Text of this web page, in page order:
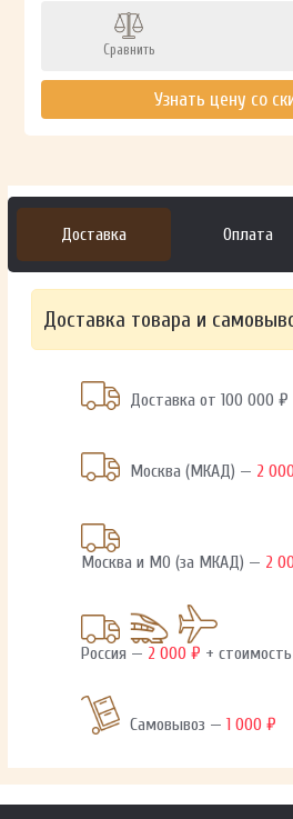
Сравнить
Узнать цену со
Доставка Оплата
Доставка товара и
Доставка от 100 000
Москва (МКАД) — 2
Москва и МО (за МКАД) — 2
Россия — 2 000 ₽ +
Самовывоз —1 000 ₽